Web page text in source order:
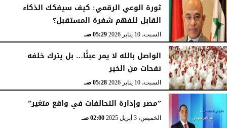
ثورة الوعي الرقمي: كيف سيفكك الذكاء
القابل للفهم شفرة المستقبل؟
السبت، 10 يناير 2026 05:29 صـ
الواصل بالله لا يمر عبثًا… بل يترك خلفه
نفحات من الخير
السبت، 10 يناير 2026 05:28 صـ
”مصر وإدارة التحالفات في واقع متغير”
الخميس، 3 أبريل 2025 02:00 صـ